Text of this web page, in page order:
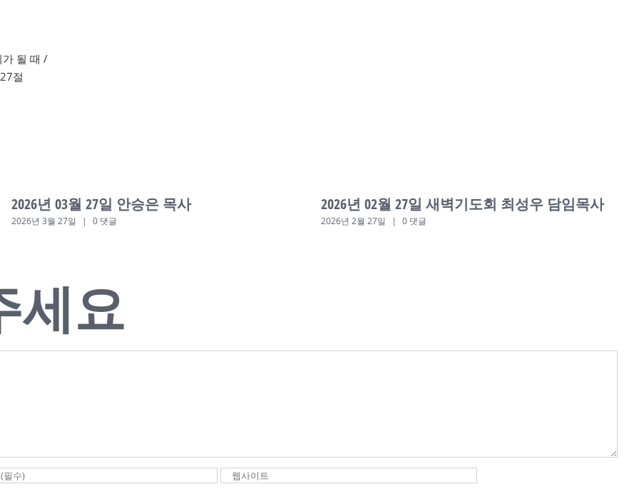
가 될 때 /
절
2026년 03월 27일 안승은 목사
2026년 3월 27일 | 0 댓글
2026년 02월 27일 새벽기도회 최성우 담임목사
2026년 2월 27일 | 0 댓글
세요